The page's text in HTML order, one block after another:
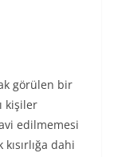
görülen bir
kişiler
edilmemesi
dahi